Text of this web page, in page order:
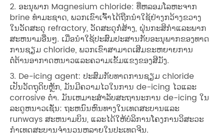
2. ອະນຸພາກ Magnesium chloride: ທີ່ຫລອມໂລຫະຈາກ
brine ທໍາມະຊາດ, ພວກເຂົາເຈົ້າໄດ້ຖືກນໍາໃຊ້ຢ່າງກວ້າງຂວາງ
ໃນວັດສະດຸ refractory, ວັດສະດຸກໍ່ສ້າງ, ຝຸ່ນກະສິກໍາແລະພາກ
ສະຫນາມອື່ນໆ. ເມື່ອນໍາໃຊ້ປະສົມປະສານກັບອະນຸພາກຂອງທາດ
ການຊຽມ chloride, ພວກເຂົາສາມາດເສີມຂະຫຍາຍການ
ຕໍ່ຕ້ານອາກາດຫນາວແລະຄວາມເຂັ້ມແຂງຂອງສີມັງ.
3. De-icing agent: ປະສົມກັບທາດການຊຽມ chloride
ເປັນວັດຖຸດິບຫຼັກ, ມັນມີຄວາມໄວໃນການ de-icing ໄວແລະ
corrosive ຕ່ໍາ. ມັນເຫມາະສໍາລັບສະຖານະການ de-icing ໃນ
ລະດູຫນາວເຊັ່ນ: ຖະຫນົນຫົນທາງໃນເທດສະບານແລະ
runways ສະຫນາມບິນ, ແລະໄດ້ໃຫ້ບໍລິການໂຄງການວິສະວະ
ກໍາເທດສະບານຈໍານວນຫລາຍໃນປະເທດຈີນ.